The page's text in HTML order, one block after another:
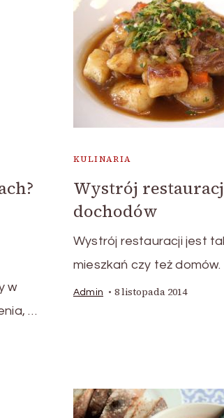
w
…
KULINARIA
Wystrój
dochodów
Wystrój restauracji jest
mieszkań czy też
Admin 8 listopada 2014